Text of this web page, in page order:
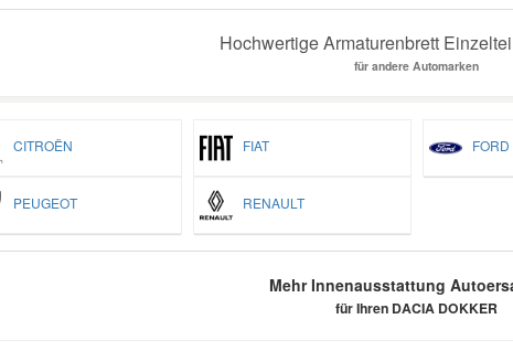
Hochwertige Armaturenbrett
für andere Automarken
CITROËN FIAT FORD
PEUGEOT RENAULT
Mehr Innenausstattung
für Ihren DACIA DOKKER